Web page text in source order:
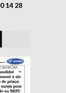
14 28